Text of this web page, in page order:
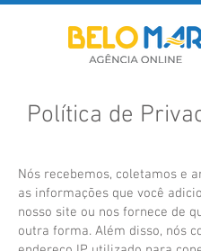
Política de
Nós recebemos, coletamos e
as informações que você
nosso site ou nos fornece de
outra forma. Além disso, nós